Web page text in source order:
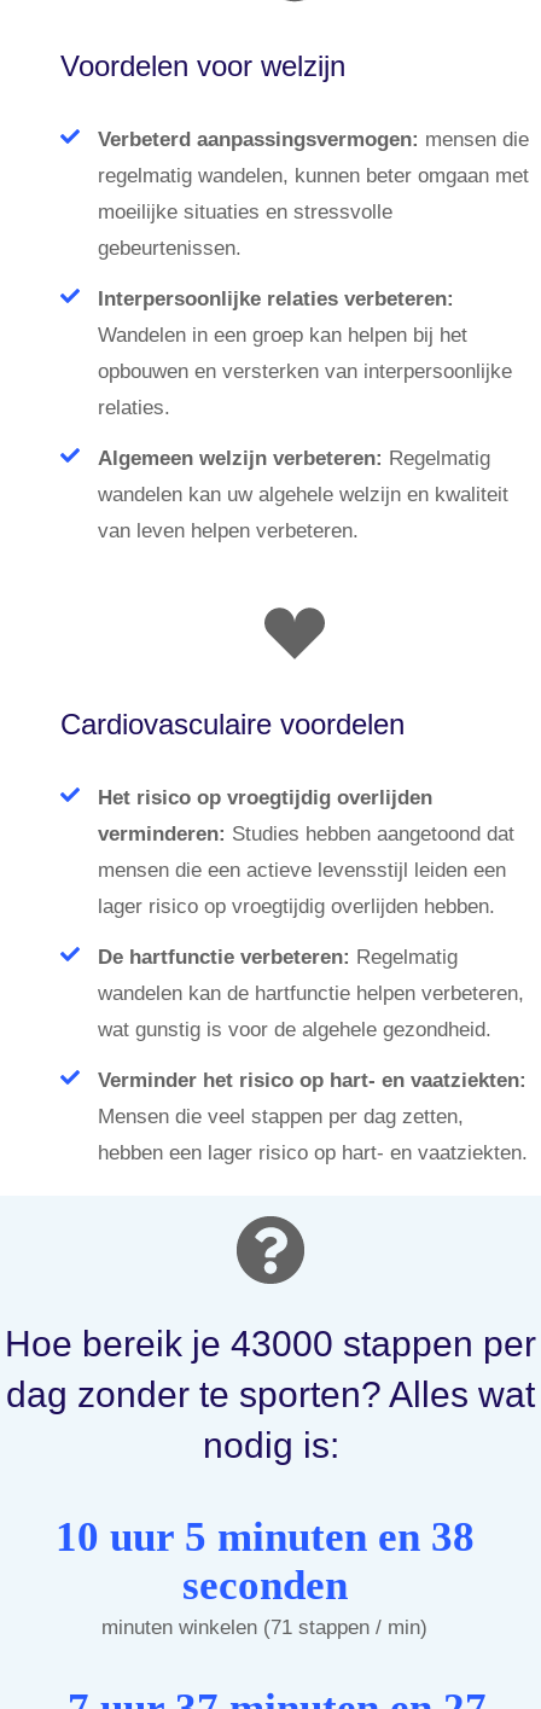
Voordelen voor welzijn
Verbeterd aanpassingsvermogen: mensen die
regelmatig wandelen, kunnen beter omgaan met
moeilijke situaties en stressvolle
gebeurtenissen.
Interpersoonlijke relaties verbeteren:
Wandelen in een groep kan helpen bij het
opbouwen en versterken van interpersoonlijke
relaties.
Algemeen welzijn verbeteren: Regelmatig
wandelen kan uw algehele welzijn en kwaliteit
van leven helpen verbeteren.
Cardiovasculaire voordelen
Het risico op vroegtijdig overlijden
verminderen: Studies hebben aangetoond dat
mensen die een actieve levensstijl leiden een
lager risico op vroegtijdig overlijden hebben.
De hartfunctie verbeteren: Regelmatig
wandelen kan de hartfunctie helpen verbeteren,
wat gunstig is voor de algehele gezondheid.
Verminder het risico op hart- en vaatziekten:
Mensen die veel stappen per dag zetten,
hebben een lager risico op hart- en vaatziekten.
Hoe bereik je 43000 stappen per
dag zonder te sporten? Alles wat
nodig is:
10 uur 5 minuten en 38
seconden
minuten winkelen (71 stappen / min)